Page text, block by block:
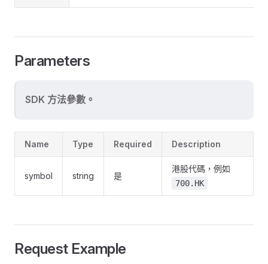
Parameters
SDK 方法參數。
Name Type Required Description
symbol string 是
港股代碼，例如
700.HK
Request Example